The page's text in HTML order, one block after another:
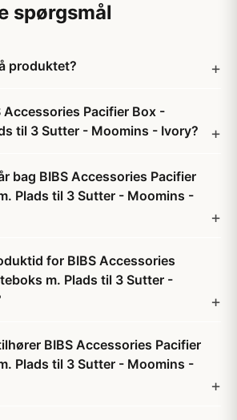
spørgsmål
produktet?
Accessories Pacifier Box -
til 3 Sutter - Moomins - Ivory?
bag BIBS Accessories Pacifier
Plads til 3 Sutter - Moomins -
for BIBS Accessories
m. Plads til 3 Sutter -
BIBS Accessories Pacifier
Plads til 3 Sutter - Moomins -